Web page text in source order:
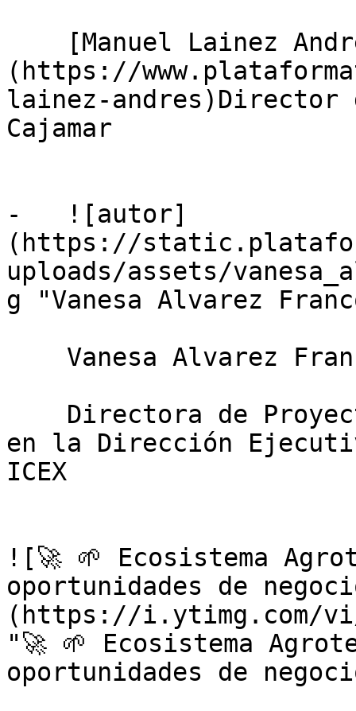
(https://
lainez-andres)Director
Cajamar
-   ![autor]
(https://
uploads/assets/
g "Vanesa Alvarez
en la Dirección
ICEX
![🚀 🌱 Ecosistema
oportunidades de
(https://i.ytimg.com/vi/
"🚀 🌱 Ecosistema
oportunidades de